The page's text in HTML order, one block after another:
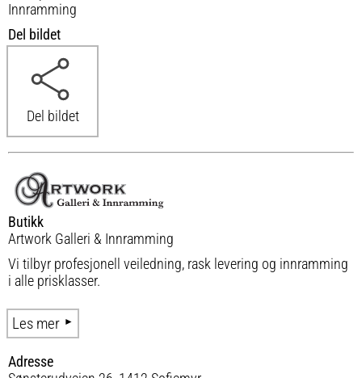
Innramming
Del bildet
Del bildet
Butikk
Artwork Galleri & Innramming
Vi tilbyr profesjonell veiledning, rask levering og innramming
i alle prisklasser.
Les mer
Adresse